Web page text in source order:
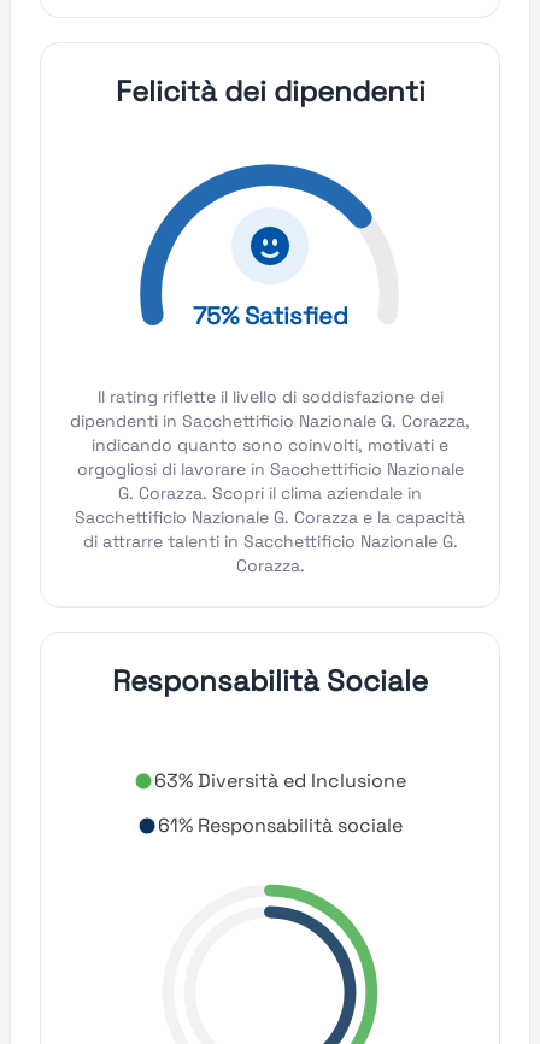
Felicità dei dipendenti
75% Satisfied
Il rating riflette il livello di soddisfazione dei
dipendenti in Sacchettificio Nazionale G. Corazza,
indicando quanto sono coinvolti, motivati e
orgogliosi di lavorare in Sacchettificio Nazionale
G. Corazza. Scopri il clima aziendale in
Sacchettificio Nazionale G. Corazza e la capacità
di attrarre talenti in Sacchettificio Nazionale G.
Corazza.
Responsabilità Sociale
63% Diversità ed Inclusione
61% Responsabilità sociale